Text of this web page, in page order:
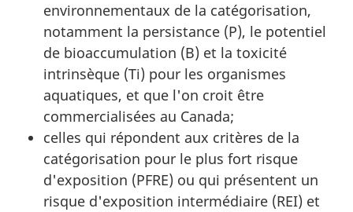
environnementaux de la catégorisation,
notamment la persistance (P), le potentiel
de bioaccumulation (B) et la toxicité
intrinsèque (Ti) pour les organismes
aquatiques, et que l'on croit être
commercialisées au Canada;
celles qui répondent aux critères de la
catégorisation pour le plus fort risque
d'exposition (PFRE) ou qui présentent un
risque d'exposition intermédiaire (REI) et